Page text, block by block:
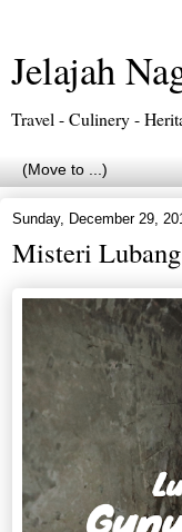
Jelajah
Travel - Culinery -
Sunday, December 29,
Misteri